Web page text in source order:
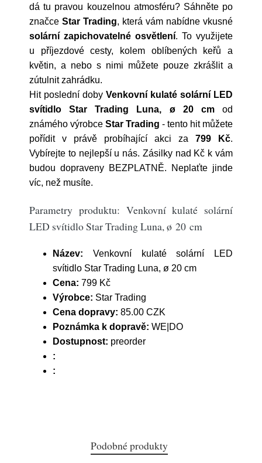
dá tu pravou kouzelnou atmosféru? Sáhněte po
značce Star Trading, která vám nabídne vkusné
solární zapichovatelné osvětlení. To využijete
u příjezdové cesty, kolem oblíbených keřů a
květin, a nebo s nimi můžete pouze zkrášlit a
zútulnit zahrádku.
Hit poslední doby Venkovní kulaté solární LED
svítidlo Star Trading Luna, ø 20 cmod
známého výrobce Star Trading - tento hit můžete
pořídit v právě probíhající akci za 799 Kč.
Vybírejte to nejlepší u nás. Zásilky nad Kč k vám
budou dopraveny BEZPLATNĚ. Neplaťte jinde
víc, než musíte.
Parametry produktu: Venkovní kulaté solární
LED svítidlo Star Trading Luna, ø 20 cm
Název: Venkovní kulaté solární LED
svítidlo Star Trading Luna, ø 20 cm
Cena: 799 Kč
Výrobce: Star Trading
Cena dopravy: 85.00 CZK
Poznámka k dopravě: WE|DO
Dostupnost: preorder
:
:
Podobné produkty